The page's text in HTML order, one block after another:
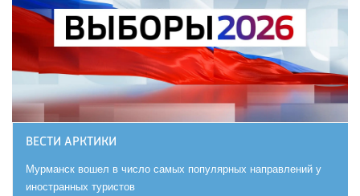
ВЕСТИ АРКТИКИ
Мурманск вошел в число самых популярных направлений у
иностранных туристов